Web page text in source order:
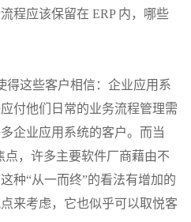
程应该保留在 ERP 内，哪些
得这些客户相信：企业应用系
付他们日常的业务流程管理需
企业应用系统的客户。而当
，许多主要软件厂商藉由不
种“从一而终”的看法有增加的
来考虑，它也似乎可以取悦客